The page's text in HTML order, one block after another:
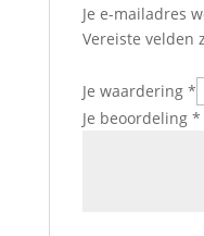
Je e-mailadres
Vereiste velden
Je waardering *
Je beoordeling *